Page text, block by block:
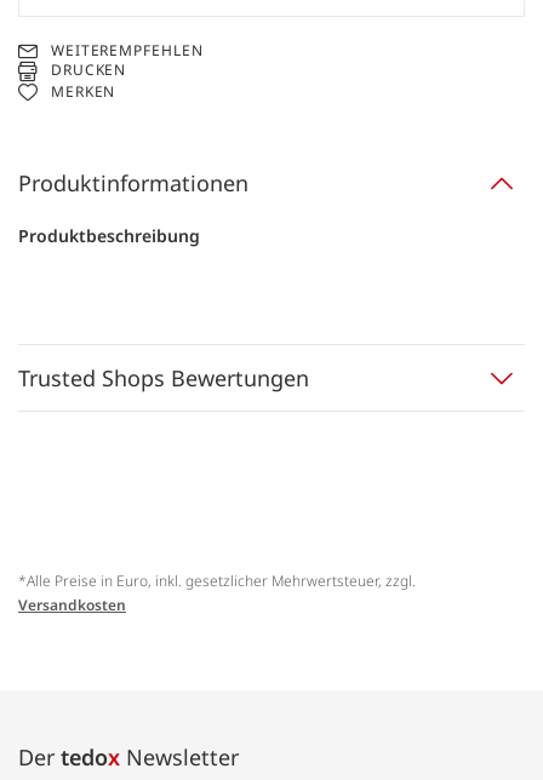
WEITEREMPFEHLEN
DRUCKEN
MERKEN
Produktinformationen
Produktbeschreibung
Trusted Shops Bewertungen
*Alle Preise in Euro, inkl. gesetzlicher Mehrwertsteuer, zzgl.
Versandkosten
Der tedox Newsletter